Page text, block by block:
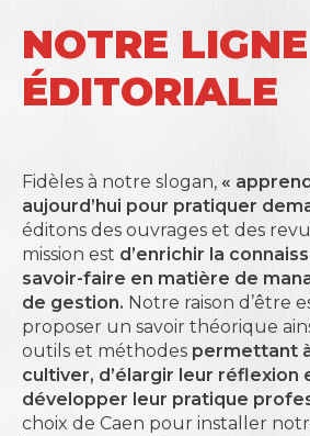
NOTRE LIGNE
ÉDITORIALE
Fidèles à notre slogan, «
aujourd’hui pour pratiquer
éditons des ouvrages et des
mission est d’enrichir la
savoir-faire en matière de
de gestion. Notre raison d’être
proposer un savoir théorique
outils et méthodes permettant
cultiver, d’élargir leur réflexion
développer leur pratique
choix de Caen pour installer